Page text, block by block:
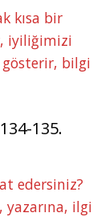
kısa bir
iyiliğimizi
gösterir, bilgi
135.
edersiniz?
yazarına, ilgi